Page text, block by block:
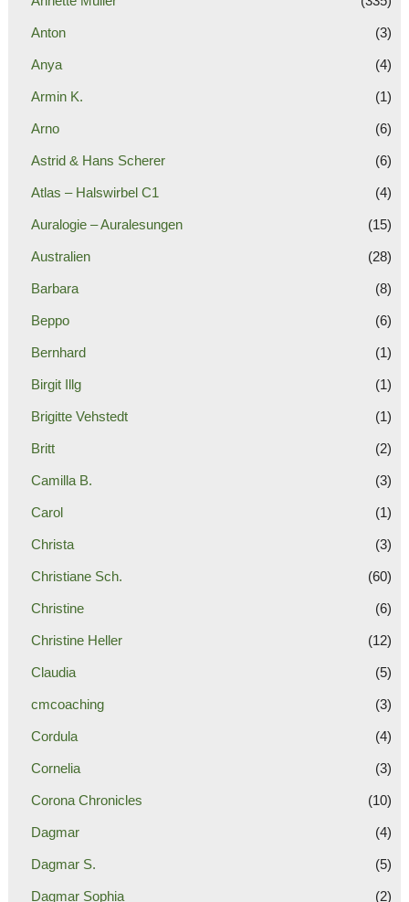
Anton (3)
Anya (4)
Armin K. (1)
Arno (6)
Astrid & Hans Scherer (6)
Atlas – Halswirbel C1 (4)
Auralogie – Auralesungen (15)
Australien (28)
Barbara (8)
Beppo (6)
Bernhard (1)
Birgit Illg (1)
Brigitte Vehstedt (1)
Britt (2)
Camilla B. (3)
Carol (1)
Christa (3)
Christiane Sch. (60)
Christine (6)
Christine Heller (12)
Claudia (5)
cmcoaching (3)
Cordula (4)
Cornelia (3)
Corona Chronicles (10)
Dagmar (4)
Dagmar S. (5)
Dagmar Sophia (2)